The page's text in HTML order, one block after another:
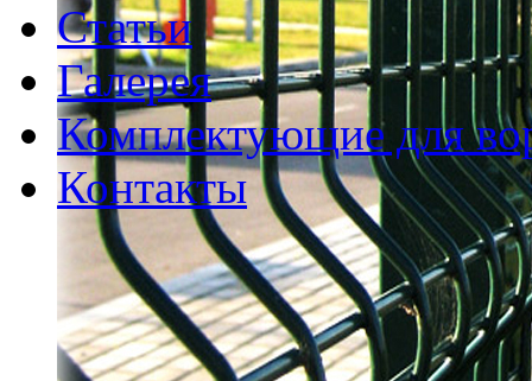
Статьи
Галерея
Комплектующие для
Контакты